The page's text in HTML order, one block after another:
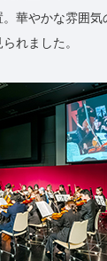
華やかな雰囲
れました。